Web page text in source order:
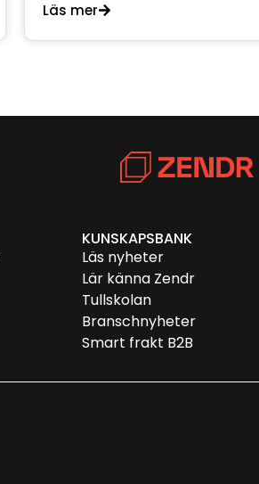
Läs mer
KUNSKAPSBANK
Läs nyheter
Lär känna Zendr
Tullskolan
Branschnyheter
Smart frakt B2B